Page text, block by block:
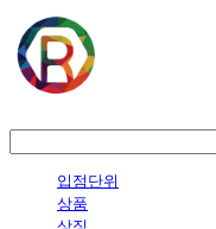
입점단위
상품